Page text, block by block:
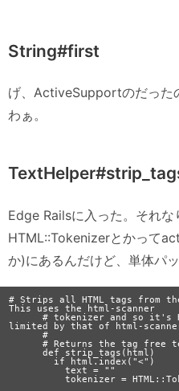
String#first
げ、ActiveSupportのだっ
わぁ。
Edge Railsに入った。それな
HTML::Tokenizerとかって
か)にあるんだけど、単体パ
# Strips all HTML tags from
This uses the html-scanner
      # tokenizer and so it's HTML parsing ability is
limited by that of html-
      #
      # Returns the tag free text.
      def strip_tags(html)
          text = ""
          tokenizer = HTML::Tokenizer.new(html)